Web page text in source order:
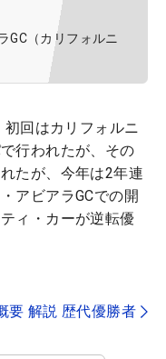
GC（カリフォルニ
回はカリフォルニ
行われたが、その
たが、今年は2年連
アビアラGCでの開
ィ・カーが逆転優
要 解説 歴代優勝者